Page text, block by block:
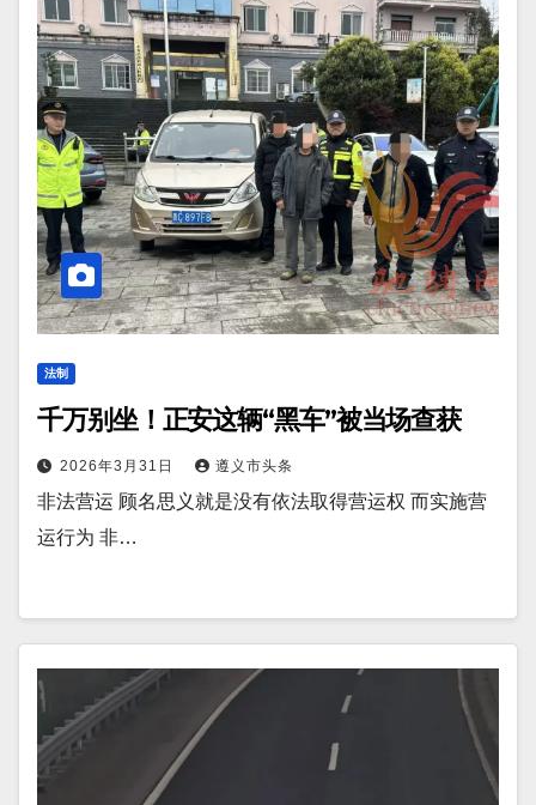
法制
千万别坐！正安这辆“黑车”被当场查获
2026年3月31日 遵义市头条
非法营运 顾名思义就是没有依法取得营运权 而实施营
运行为 非…